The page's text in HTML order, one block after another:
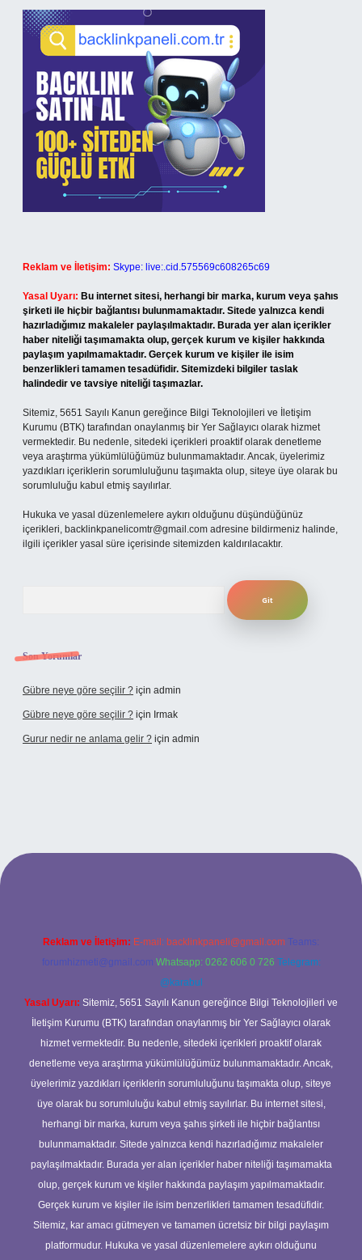
Reklam ve İletişim: Skype: live:.cid.575569c608265c69
Yasal Uyarı: Bu internet sitesi, herhangi bir marka, kurum veya şahıs
şirketi ile hiçbir bağlantısı bulunmamaktadır. Sitede yalnızca kendi
hazırladığımız makaleler paylaşılmaktadır. Burada yer alan içerikler
haber niteliği taşımamakta olup, gerçek kurum ve kişiler hakkında
paylaşım yapılmamaktadır. Gerçek kurum ve kişiler ile isim
benzerlikleri tamamen tesadüfidir. Sitemizdeki bilgiler taslak
halindedir ve tavsiye niteliği taşımazlar.
Sitemiz, 5651 Sayılı Kanun gereğince Bilgi Teknolojileri ve İletişim
Kurumu (BTK) tarafından onaylanmış bir Yer Sağlayıcı olarak hizmet
vermektedir. Bu nedenle, sitedeki içerikleri proaktif olarak denetleme
veya araştırma yükümlülüğümüz bulunmamaktadır. Ancak, üyelerimiz
yazdıkları içeriklerin sorumluluğunu taşımakta olup, siteye üye olarak bu
sorumluluğu kabul etmiş sayılırlar.
Hukuka ve yasal düzenlemelere aykırı olduğunu düşündüğünüz
içerikleri, backlinkpanelicomtr@gmail.com adresine bildirmeniz halinde,
ilgili içerikler yasal süre içerisinde sitemizden kaldırılacaktır.
Son Yorumlar
Gübre neye göre seçilir ? için admin
Gübre neye göre seçilir ? için Irmak
Gurur nedir ne anlama gelir ? için admin
yeni giriş adresi
Reklam ve İletişim: E-mail: backlinkpaneli@gmail.com Teams:
forumhizmeti@gmail.com Whatsapp: 0262 606 0 726 Telegram:
@karabul
Yasal Uyarı: Sitemiz, 5651 Sayılı Kanun gereğince Bilgi Teknolojileri ve
İletişim Kurumu (BTK) tarafından onaylanmış bir Yer Sağlayıcı olarak
hizmet vermektedir. Bu nedenle, sitedeki içerikleri proaktif olarak
denetleme veya araştırma yükümlülüğümüz bulunmamaktadır. Ancak,
üyelerimiz yazdıkları içeriklerin sorumluluğunu taşımakta olup, siteye
üye olarak bu sorumluluğu kabul etmiş sayılırlar. Bu internet sitesi,
herhangi bir marka, kurum veya şahıs şirketi ile hiçbir bağlantısı
bulunmamaktadır. Sitede yalnızca kendi hazırladığımız makaleler
paylaşılmaktadır. Burada yer alan içerikler haber niteliği taşımamakta
olup, gerçek kurum ve kişiler hakkında paylaşım yapılmamaktadır.
Gerçek kurum ve kişiler ile isim benzerlikleri tamamen tesadüfidir.
Sitemiz, kar amacı gütmeyen ve tamamen ücretsiz bir bilgi paylaşım
platformudur. Hukuka ve yasal düzenlemelere aykırı olduğunu